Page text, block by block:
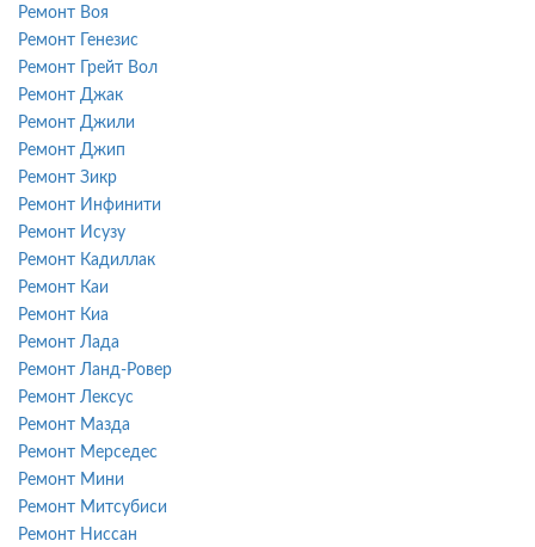
Ремонт Воя
Ремонт Генезис
Ремонт Грейт Вол
Ремонт Джак
Ремонт Джили
Ремонт Джип
Ремонт Зикр
Ремонт Инфинити
Ремонт Исузу
Ремонт Кадиллак
Ремонт Каи
Ремонт Киа
Ремонт Лада
Ремонт Ланд-Ровер
Ремонт Лексус
Ремонт Мазда
Ремонт Мерседес
Ремонт Мини
Ремонт Митсубиси
Ремонт Ниссан